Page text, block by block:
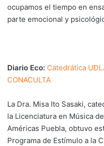
ocupamos el tiempo en
parte emocional y
Diario Eco: Catedrática
CONACULTA
La Dra. Misa Ito Sasaki,
la Licenciatura en Música
Américas Puebla, obtuvo
Programa de Estímulo a la